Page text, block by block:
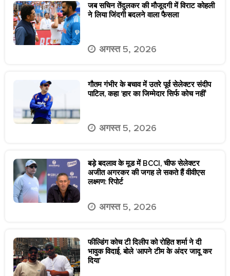
जब सचिन तेंदुलकर की मौजूदगी में विराट कोहली
ने लिया जिंदगी बदलने वाला फैसला
अगस्त 5, 2026
गौतम गंभीर के बचाव में उतरे पूर्व सेलेक्टर संदीप
पाटिल, कहा ‘हार का जिम्मेदार सिर्फ कोच नहीं’
अगस्त 5, 2026
बड़े बदलाव के मूड में BCCI, चीफ सेलेक्टर
अजीत अगरकर की जगह ले सकते हैं वीवीएस
लक्ष्मण: रिपोर्ट
अगस्त 5, 2026
फील्डिंग कोच टी दिलीप को रोहित शर्मा ने दी
भावुक विदाई, बोले ‘आपने टीम के अंदर जादू कर
दिया’